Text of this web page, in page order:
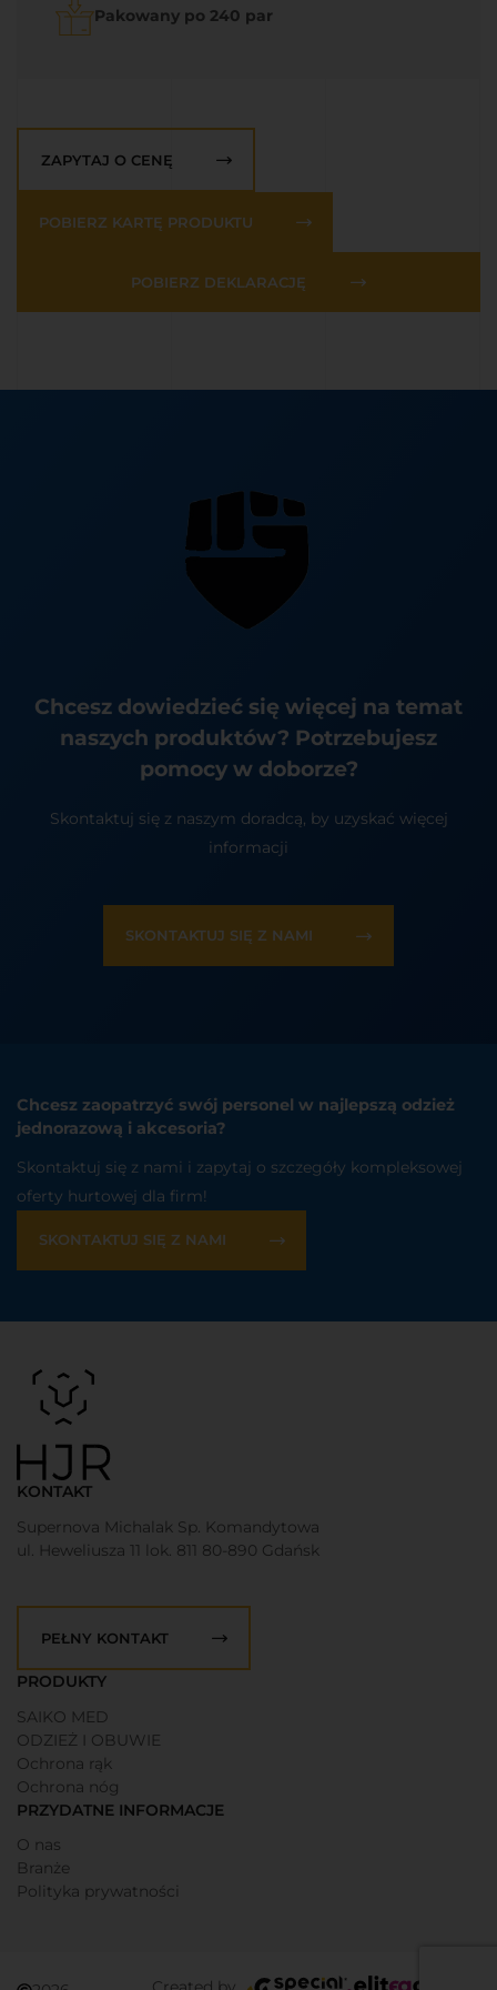
Pakowany po 240 par
ZAPYTAJ O CENĘ
POBIERZ KARTĘ PRODUKTU
POBIERZ DEKLARACJĘ
Chcesz dowiedzieć się więcej na temat
naszych produktów? Potrzebujesz
pomocy w doborze?
Skontaktuj się z naszym doradcą, by uzyskać więcej
informacji
SKONTAKTUJ SIĘ Z NAMI
Chcesz zaopatrzyć swój personel w najlepszą odzież
jednorazową i akcesoria?
Skontaktuj się z nami i zapytaj o szczegóły kompleksowej
oferty hurtowej dla firm!
SKONTAKTUJ SIĘ Z NAMI
KONTAKT
Supernova Michalak Sp. Komandytowa
ul. Heweliusza 11 lok. 811 80-890 Gdańsk
PEŁNY KONTAKT
PRODUKTY
SAIKO MED
ODZIEŻ I OBUWIE
Ochrona rąk
Ochrona nóg
PRZYDATNE INFORMACJE
O nas
Branże
Polityka prywatności